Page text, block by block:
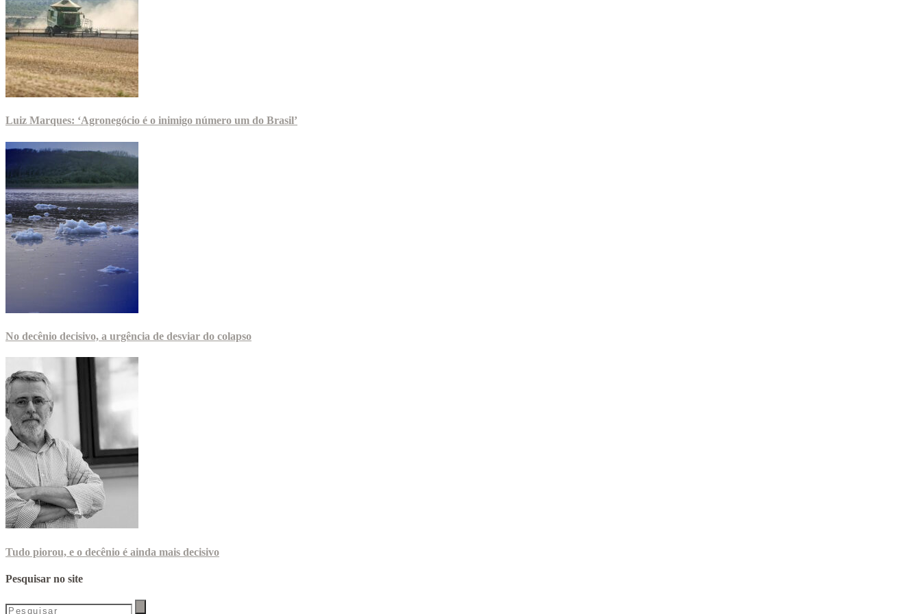
Luiz Marques: ‘Agronegócio é o inimigo número um do Brasil’
No decênio decisivo, a urgência de desviar do colapso
Tudo piorou, e o decênio é ainda mais decisivo
Pesquisar no site